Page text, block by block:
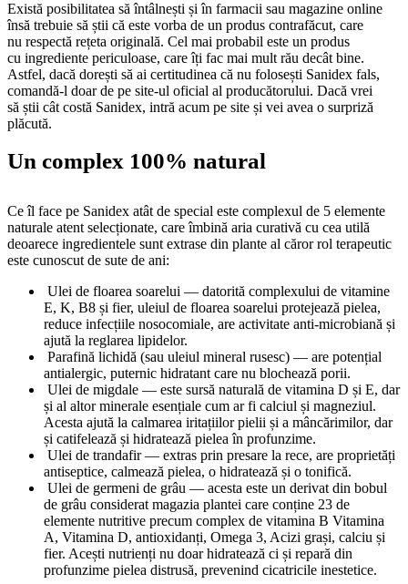
Există posibilitatea să întâlnești și în farmacii sau magazine online
însă trebuie să știi că este vorba de un produs contrafăcut, care
nu respectă rețeta originală. Cel mai probabil este un produs
cu ingrediente periculoase, care îți fac mai mult rău decât bine.
Astfel, dacă dorești să ai certitudinea că nu folosești Sanidex fals,
comandă-l doar de pe site-ul oficial al producătorului. Dacă vrei
să știi cât costă Sanidex, intră acum pe site și vei avea o surpriză
plăcută.
Un complex 100% natural
Ce îl face pe Sanidex atât de special este complexul de 5 elemente
naturale atent selecționate, care îmbină aria curativă cu cea utilă
deoarece ingredientele sunt extrase din plante al căror rol terapeutic
este cunoscut de sute de ani:
Ulei de floarea soarelui — datorită complexului de vitamine
E, K, B8 și fier, uleiul de floarea soarelui protejează pielea,
reduce infecțiile nosocomiale, are activitate anti-microbiană și
ajută la reglarea lipidelor.
Parafină lichidă (sau uleiul mineral rusesc) — are potențial
antialergic, puternic hidratant care nu blochează porii.
Ulei de migdale — este sursă naturală de vitamina D și E, dar
și al altor minerale esențiale cum ar fi calciul și magneziul.
Acesta ajută la calmarea iritațiilor pielii și a mâncărimilor, dar
și catifelează și hidratează pielea în profunzime.
Ulei de trandafir — extras prin presare la rece, are proprietăți
antiseptice, calmează pielea, o hidratează și o tonifică.
Ulei de germeni de grâu — acesta este un derivat din bobul
de grâu considerat magazia plantei care conține 23 de
elemente nutritive precum complex de vitamina B Vitamina
A, Vitamina D, antioxidanți, Omega 3, Acizi grași, calciu și
fier. Acești nutrienți nu doar hidratează ci și repară din
profunzime pielea distrusă, prevenind cicatricile inestetice.